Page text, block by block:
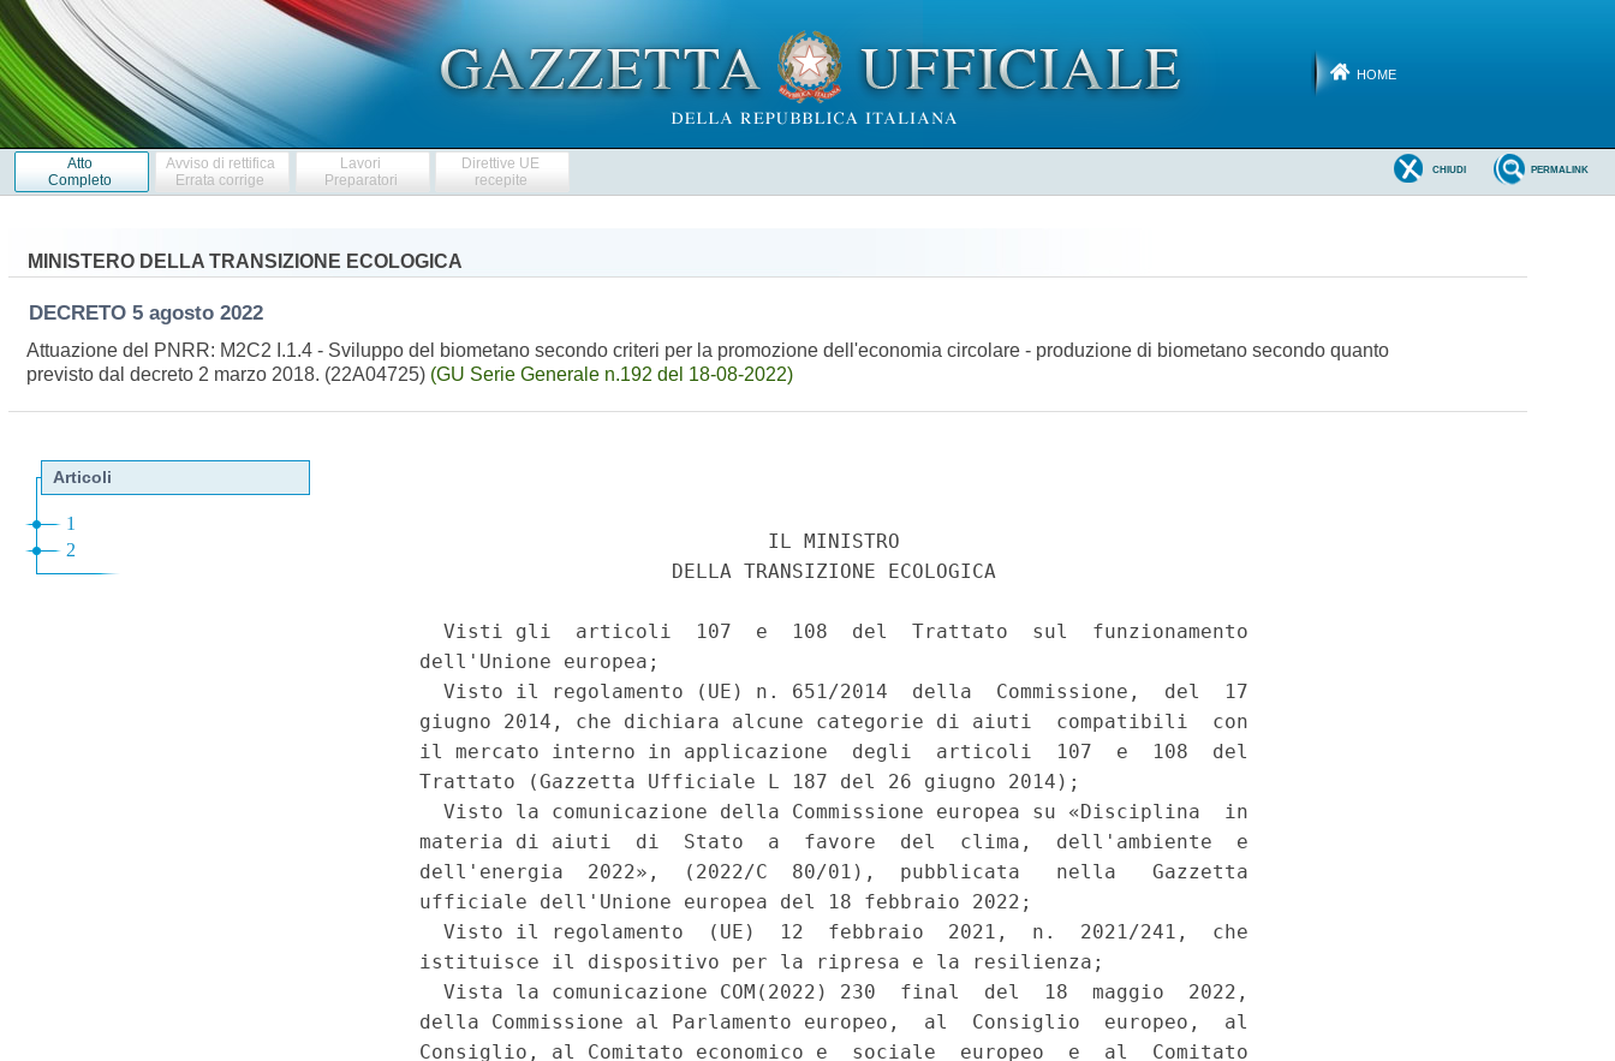
HOME
Atto
Completo
Avviso di rettifica
Errata corrige
Lavori
Preparatori
Direttive UE
recepite
PERMALINK
CHIUDI
MINISTERO DELLA TRANSIZIONE ECOLOGICA
DECRETO 5 agosto 2022
Attuazione del PNRR: M2C2 I.1.4 - Sviluppo del biometano secondo criteri per la promozione dell'economia circolare - produzione di biometano secondo quanto
previsto dal decreto 2 marzo 2018. (22A04725) (GU Serie Generale n.192 del 18-08-2022)